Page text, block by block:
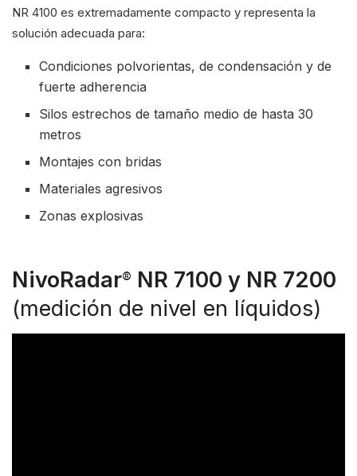
NR 4100 es extremadamente compacto y representa la
solución adecuada para:
Condiciones polvorientas, de condensación y de
fuerte adherencia
Silos estrechos de tamaño medio de hasta 30
metros
Montajes con bridas
Materiales agresivos
Zonas explosivas
NivoRadar® NR 7100 y NR 7200
(medición de nivel en líquidos)